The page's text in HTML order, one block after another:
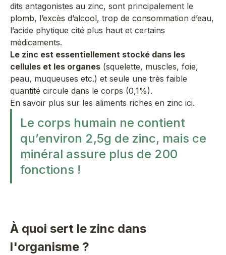
dits antagonistes au zinc, sont principalement le
plomb, l’excès d’alcool, trop de consommation d’eau,
l’acide phytique cité plus haut et certains
médicaments.
Le zinc est essentiellement stocké dans les
cellules et les organes (squelette, muscles, foie,
peau, muqueuses etc.) et seule une très faible
quantité circule dans le corps (0,1%).
En savoir plus sur les aliments riches en zinc ici.
Le corps humain ne contient
qu’environ 2,5g de zinc, mais ce
minéral assure plus de 200
fonctions !
À quoi sert le zinc dans
l'organisme ?